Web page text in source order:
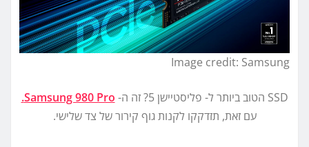
Image credit: Samsung
SSD הטוב ביותר ל- פליסטיישן 5? זה ה-
Samsung 980 Pro.
עם זאת, תזדקקו לקנות גוף קירור של צד שלישי.